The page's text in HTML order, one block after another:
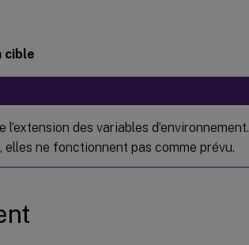
cible
l’extension des variables d’environnement.
elles ne fonctionnent pas comme prévu.